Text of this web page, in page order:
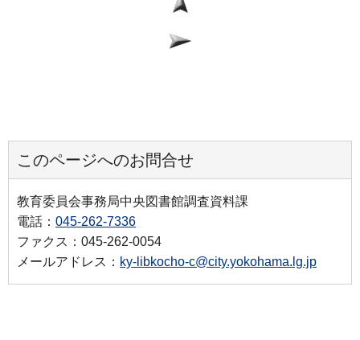
このページへのお問合せ
教育委員会事務局中央図書館調査資料課
電話： 045-262-7336
ファクス：045-262-0054
メールアドレス： ky-libkocho-c@city.yokohama.lg.jp